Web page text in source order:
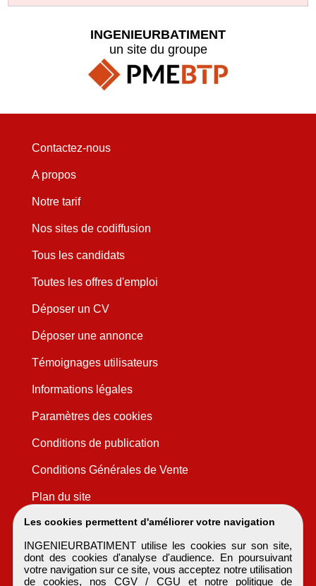
Les cookies permettent d'améliorer votre navigation
INGENIEURBATIMENT utilise les cookies sur son site,
dont des cookies d'analyse d'audience. En poursuivant
votre navigation sur ce site, vous acceptez notre utilisation
de cookies, nosCGV / CGU et notre politique de
INGENIEURBATIMENT
un site du groupe
Contactez-nous
A propos
Notre tarif
Nos sites de codiffusion
Tous les candidats
Toutes les offres d'emploi
Déposer un CV
Déposer une annonce
Témoignages utilisateurs
Informations légales
Paramètres des cookies
Conditions de publication
Conditions Générales de Vente
Plan du site